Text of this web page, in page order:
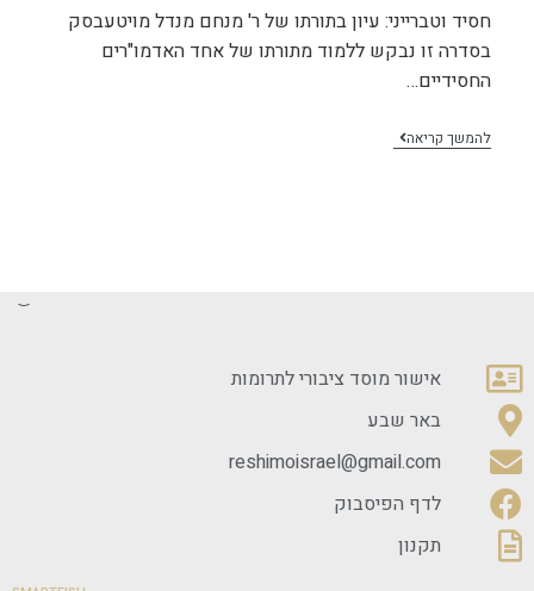
חסיד וטברייני: עיון בתורתו של ר' מנחם מנדל מויטעבסק
בסדרה זו נבקש ללמוד מתורתו של אחד האדמו"רים
החסידיים…
להמשך קריאה
אישור מוסד ציבורי לתרומות
באר שבע
reshimoisrael@gmail.com
לדף הפיסבוק
תקנון